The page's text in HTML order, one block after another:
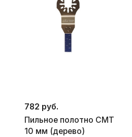
782 руб.
Пильное полотно CMT
10 мм (дерево)